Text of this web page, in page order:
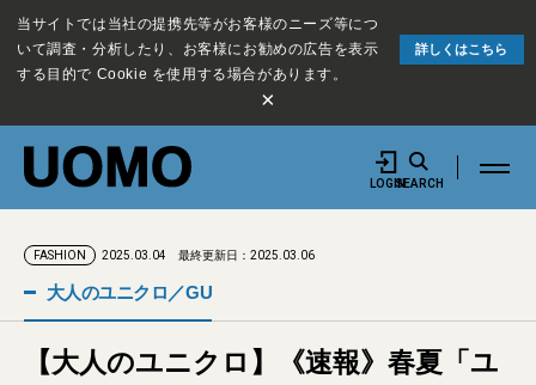
当サイトでは当社の提携先等がお客様のニーズ等につ
いて調査・分析したり、お客様にお勧めの広告を表示
する目的で Cookie を使用する場合があります。
詳しくはこちら
×
LOGINSEARCH
FASHION 2025.03.04 最終更新日：2025.03.06
大人のユニクロ／GU
【大人のユニクロ】《速報》春夏「ユ